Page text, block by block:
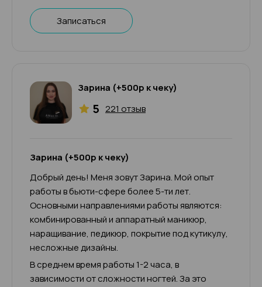
Записаться
Зарина (+500р к чеку)
5 221 отзыв
Зарина (+500р к чеку)
Добрый день! Меня зовут Зарина. Мой опыт
работы в бьюти-сфере более 5-ти лет.
Основными направлениями работы являются:
комбинированный и аппаратный маникюр,
наращивание, педикюр, покрытие под кутикулу,
несложные дизайны.
В среднем время работы 1-2 часа, в
зависимости от сложности ногтей. За это